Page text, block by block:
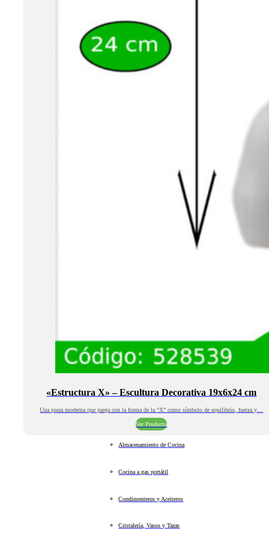
«Estructura X» – Escultura Decorativa 19x6x24 cm
Una pieza moderna que juega con la forma de la “X” como símbolo de equilibrio, fuerza y…
Ver Producto
Almacenamiento de Cocina
Cocina a gas portátil
Condimenteros y Aceiteros
Cristalería, Vasos y Tazas